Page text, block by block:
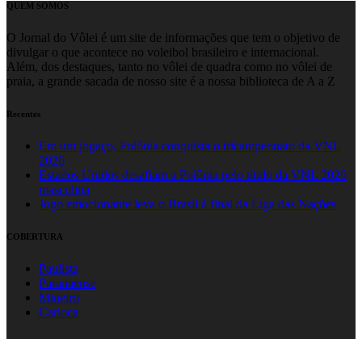
QUEM SOMOS
O Jornal do Vôlei é um site de informações que tem o objetivo de
divulgar o que acontece no voleibol brasileiro e internacional.
Além, dos destaques, tanto no vôlei de quadra como no vôlei de
praia, a grande sacada de nosso site é a nossa biblioteca de A a Z
Recentes
Em um jogaço, Polônia conquista o tricampeonato da VNL
2026
Estados Unidos desafiam a Polônia pelo título da VNL 2026
masculina
Jogo emocionante leva o Brasil à final da Liga das Nações
COBERTURA
Paulista
Paranaense
Mineiro
Carioca